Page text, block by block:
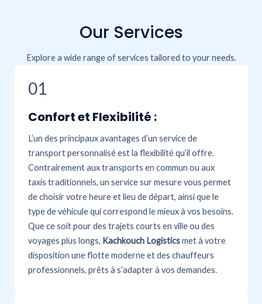
Our Services
Explore a wide range of services tailored to your needs.
01
Confort et Flexibilité :
L’un des principaux avantages d’un service de
transport personnalisé est la flexibilité qu’il offre.
Contrairement aux transports en commun ou aux
taxis traditionnels, un service sur mesure vous permet
de choisir votre heure et lieu de départ, ainsi que le
type de véhicule qui correspond le mieux à vos besoins.
Que ce soit pour des trajets courts en ville ou des
voyages plus longs, Kachkouch Logisticsmet à votre
disposition une flotte moderne et des chauffeurs
professionnels, prêts à s’adapter à vos demandes.